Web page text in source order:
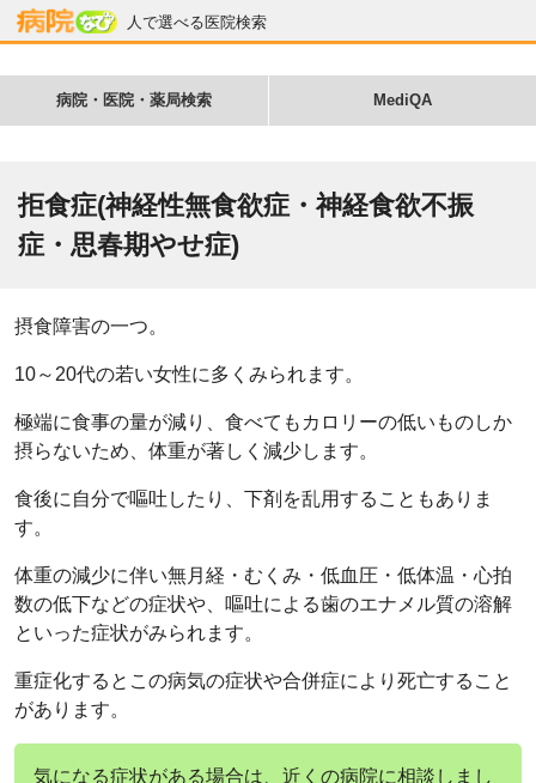
人で選べる医院検索
病院・医院・薬局検索 MediQA
拒食症(神経性無食欲症・神経食欲不振
症・思春期やせ症)
摂食障害の一つ。
10～20代の若い女性に多くみられます。
極端に食事の量が減り、食べてもカロリーの低いものしか
摂らないため、体重が著しく減少します。
食後に自分で嘔吐したり、下剤を乱用することもありま
す。
体重の減少に伴い無月経・むくみ・低血圧・低体温・心拍
数の低下などの症状や、嘔吐による歯のエナメル質の溶解
といった症状がみられます。
重症化するとこの病気の症状や合併症により死亡すること
があります。
気になる症状がある場合は、近くの病院に相談しまし